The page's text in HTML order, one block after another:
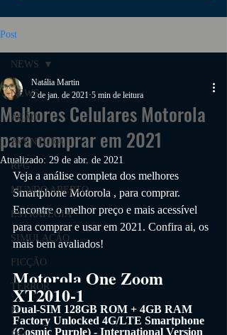
Post
NEWS
AÇÃO
AVENTURA
RPG
MUNDO ABERTO
ESTRATÉGIA
SIMULAÇÃO
FICÇÃO
TERROR
PC
NEWS
Melhores Celulares Motorola
para comprar em 2021
Natália Martin
2 de jan. de 2021 5 min de leitura
Atualizado: 29 de abr. de 2021
Veja a análise completa dos melhores
Smartphone Motorola , para comprar.
Encontre o melhor preço e mais acessível
para comprar e usar em 2021. Confira ai, os
mais bem avaliados!
Motorola One Zoom
XT2010-1
Dual-SIM 128GB ROM + 4GB RAM
Factory Unlocked 4G/LTE Smartphone
(Cosmic Purple) - International Version